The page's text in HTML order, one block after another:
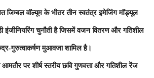
जिम्बल वॉल्यूम के भीतर तीन स्वतंत्र इमेजिंग मॉड्यूल
इंजीनियरिंग चुनौती है जिसमें वजन वितरण और गतिशील
गुरुत्वाकर्षण मुआवजा शामिल है।
पर शीर्ष स्तरीय छवि गुणवत्ता और गतिशील रेंज